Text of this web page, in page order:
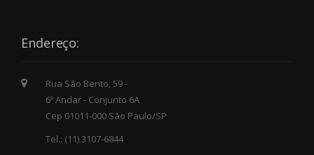
Endereço:
Rua São Bento, 59 -
6º Andar - Conjunto 6A
Cep 01011-000 São Paulo/SP
Tel.: (11) 3107-6844